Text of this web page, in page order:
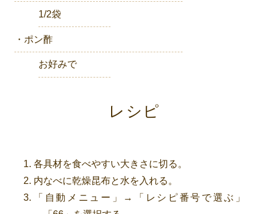
1/2袋
・ポン酢
お好みで
レシピ
各具材を食べやすい大きさに切る。
内なべに乾燥昆布と水を入れる。
「自動メニュー」→「レシピ番号で選ぶ」